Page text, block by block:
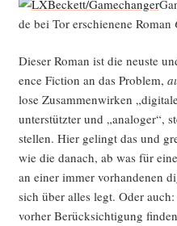
de bei Tor erschie­ne­ne Roman
Die­ser Roman ist die neus­te
ence Fic­tion an das Pro­blem,
lo­se Zusam­men­wir­ken
unter­stütz­ter und „ana­lo­ger“,
stel­len. Hier gelingt das und
wie die danach, ab was für
an einer immer vor­han­de­nen
sich über alles legt. Oder
vor­her Berück­sich­ti­gung